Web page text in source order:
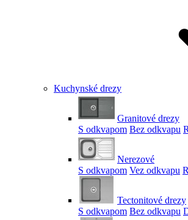
Kuchynské drezy
Granitové drezy
S odkvapom Bez odkvapu
Nerezové
S odkvapom Vez odkvapu
Tectonitové drezy
S odkvapom Bez odkvapu